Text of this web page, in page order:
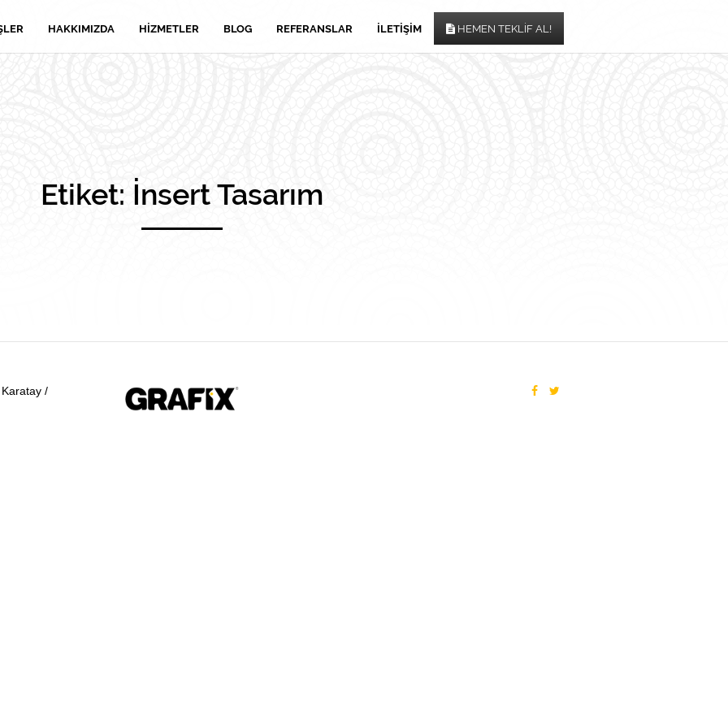
HAKKIMIZDA HIZMETLER BLOG REFERANSLAR İLETIŞIM HEMEN TEKLIF AL!
Etiket: İnsert Tasarım
/